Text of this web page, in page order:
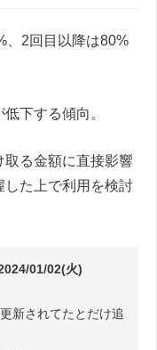
、2回目以降は80%
下する傾向。
取る金額に直接影響
した上で利用を検討
01/02(火)
新されてたとだけ追